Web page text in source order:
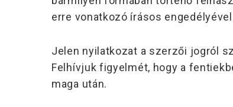
erre vonatkozó írásos
Jelen nyilatkozat a szerzői jogról
Felhívjuk figyelmét, hogy a
maga után.